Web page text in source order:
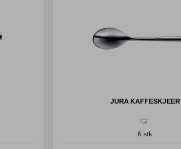
JURA KAFFESKJEER
6 stk